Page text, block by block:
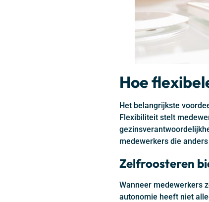
Hoe
Het belangrijkste
Flexibiliteit stelt
medewerkers die
Zelfroosteren
Wanneer medewerkers
autonomie heeft niet